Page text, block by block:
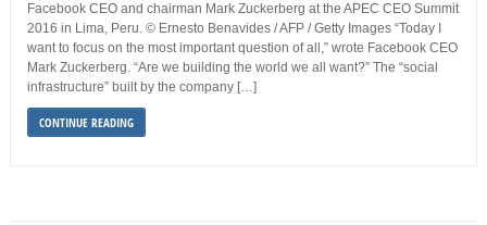
Facebook CEO and chairman Mark Zuckerberg at the APEC CEO Summit
2016 in Lima, Peru. © Ernesto Benavides / AFP / Getty Images “Today I
want to focus on the most important question of all,” wrote Facebook CEO
Mark Zuckerberg. “Are we building the world we all want?” The “social
infrastructure” built by the company […]
CONTINUE READING